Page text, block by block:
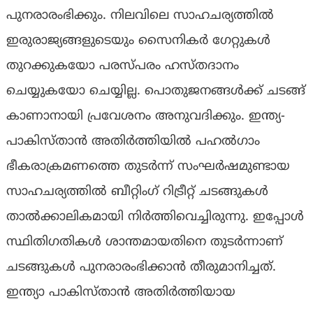
പുനരാരംഭിക്കും. നിലവിലെ സാഹചര്യത്തില്‍
ഇരുരാജ്യങ്ങളുടെയും സൈനികര്‍ ഗേറ്റുകള്‍
തുറക്കുകയോ പരസ്പരം ഹസ്തദാനം
ചെയ്യുകയോ ചെയ്യില്ല. പൊതുജനങ്ങള്‍ക്ക് ചടങ്ങ്
കാണാനായി പ്രവേശനം അനുവദിക്കും. ഇന്ത്യ-
പാകിസ്താന്‍ അതിര്‍ത്തിയില്‍ പഹല്‍ഗാം
ഭീകരാക്രമണത്തെ തുടര്‍ന്ന് സംഘര്‍ഷമുണ്ടായ
സാഹചര്യത്തില്‍ ബീറ്റിംഗ് റിട്രീറ്റ് ചടങ്ങുകള്‍
താല്‍ക്കാലികമായി നിര്‍ത്തിവെച്ചിരുന്നു. ഇപ്പോള്‍
സ്ഥിതിഗതികള്‍ ശാന്തമായതിനെ തുടര്‍ന്നാണ്
ചടങ്ങുകള്‍ പുനരാരംഭിക്കാന്‍ തീരുമാനിച്ചത്.
ഇന്ത്യാ പാകിസ്താന്‍ അതിര്‍ത്തിയായ